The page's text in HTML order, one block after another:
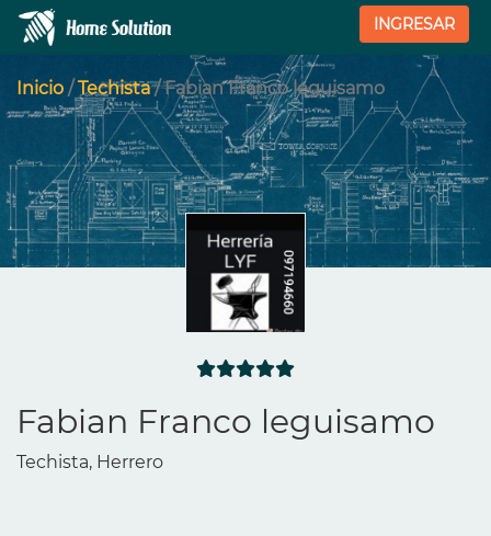
INGRESAR
Inicio /Techista/ Fabian Franco leguisamo
Fabian Franco leguisamo
Techista, Herrero